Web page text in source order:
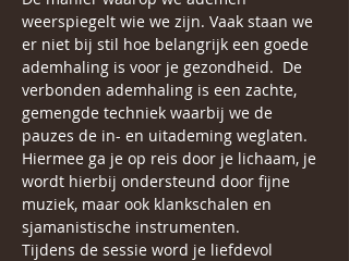
weerspiegelt wie we zijn. Vaak staan we
er niet bij stil hoe belangrijk een goede
ademhaling is voor je gezondheid.  De
verbonden ademhaling is een zachte,
gemengde techniek waarbij we de
pauzes de in- en uitademing weglaten.
Hiermee ga je op reis door je lichaam, je
wordt hierbij ondersteund door fijne
muziek, maar ook klankschalen en
sjamanistische instrumenten.
Tijdens de sessie word je liefdevol